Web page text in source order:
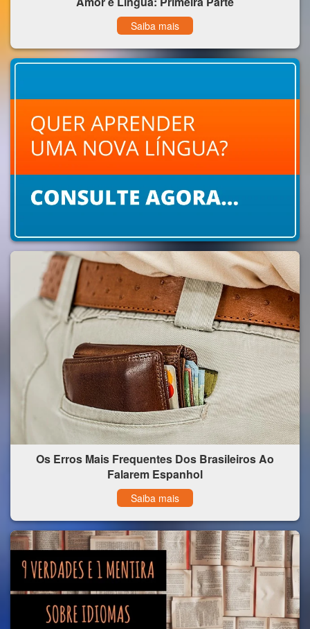
Saiba mais
Os Erros Mais Frequentes Dos Brasileiros Ao
Falarem Espanhol
Saiba mais